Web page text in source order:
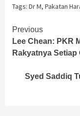
Tags: Dr M, Pakatan
Continue
Reading
Previous
Lee Chean: PKR
Rakyatnya Setiap
Syed Saddiq